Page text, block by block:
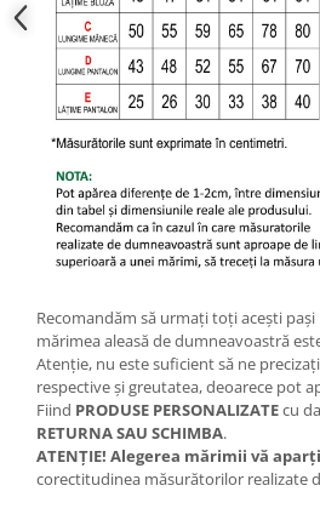
Recomandăm să urmați toți acești
mărimea aleasă de dumneavoastră
Atenție, nu este suficient să ne
respective și greutatea, deoarece pot
Fiind PRODUSE PERSONALIZATEcu
RETURNA SAU SCHIMBA.
ATENȚIE! Alegerea mărimii vă
corectitudinea măsurătorilor realizate